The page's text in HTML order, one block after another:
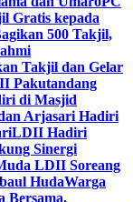
Gratis kepada
500 Takjil,
Takjil dan Gelar
Pakutandang
di Masjid
Arjasari Hadiri
LDII Hadiri
Sinergi
LDII Soreang
HudaWarga
Bersama,